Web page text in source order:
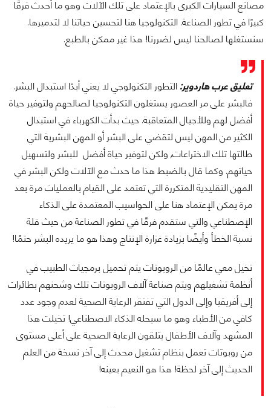
مصانع السيارات الكبرى بالإعتماد على تلك الآلات وهو ما أحدث فرقًا
كبيرًا في تطور الصناعة. التكنولوجيا هنا لتحسين حياتنا لا لتدميرها.
سنستغلها لصالحنا ليس لضررنا! هذا غير ممكن بالطبع.
تعليق عرب هاردوير: التطور التكنولوجي لا يعني أبدًا استبدال البشر.
فالبشر على مر العصور يستغلون التكنولوجيا لصالحهم ولتوفير حياة
أفضل لهم وللأجيال المتعاقبة. حيث بدأت الكهرباء في استبدال
الكثير من المهن ليس لتقضي على البشر أو المهن البشرية التي
طالتها تلك الاختراعات, ولكن لتوفير حياة أفضل للبشر ولتسهيل
حياتهم. وكما قال بالضبط هذا ما حدث مع الآلات ولكن البشر في
المهن التقليدية المتكررة التي تعتمد على القيام بالعمليات مرة بعد
مرة يمكن الإعتماد هنا على الحواسيب المعتمدة على الذكاء
الإصطناعي والتي ستقدم فرقًا في تطور الصناعة من حيث قلة
نسبة الخطأ وأيضًا بزيادة غزارة الإنتاج وهذا هو ما يريده البشر حتمًا!
تخيل معي عالمًا من الروبوتات يتم تحميل برمجيات الطبيب في
أنظمة تشغيلهم ويتم صناعة آلاف الروبوتات تلك وشحنهم بطائرات
إلى أفريقيا وإلى الدول التي تفتقر الرعاية الصحية لعدم وجود عدد
كافي من الأطباء وهو ما سيحله الذكاء الاصطناعي! تخيلت هذا
المشهد وآلاف الأطفال يتلقون الرعاية الصحية على أعلى مستوى
من روبوتات تعمل بنظام تشغيل محدث إلى آخر نسخة من العلم
الحديث إلى آخر لحظة! هذا هو النعيم بعينه!